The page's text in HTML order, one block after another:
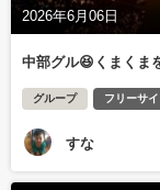
2026年6月06日
中部グル😆くまくま
グループ フリーサイ
すな